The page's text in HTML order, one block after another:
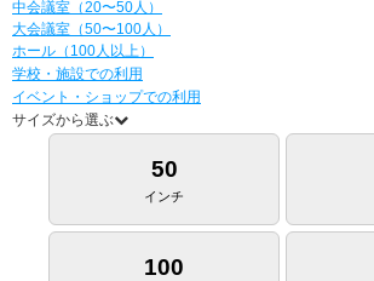
中会議室（20〜50人）
大会議室（50〜100人）
ホール（100人以上）
学校・施設での利用
イベント・ショップでの利用
サイズから選ぶ
50
インチ
100